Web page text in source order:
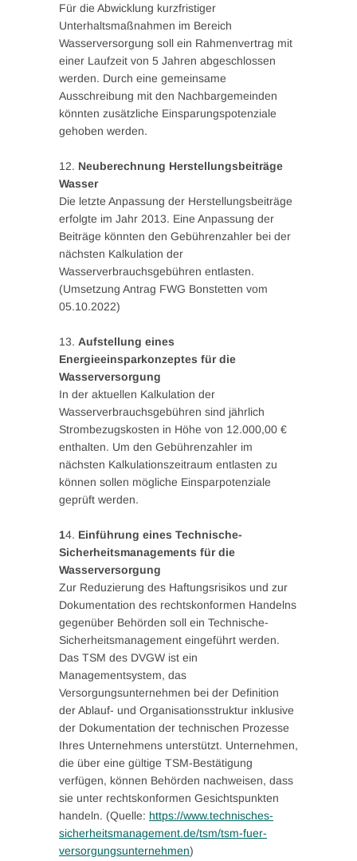
Für die Abwicklung kurzfristiger
Unterhaltsmaßnahmen im Bereich
Wasserversorgung soll ein Rahmenvertrag mit
einer Laufzeit von 5 Jahren abgeschlossen
werden. Durch eine gemeinsame
Ausschreibung mit den Nachbargemeinden
könnten zusätzliche Einsparungspotenziale
gehoben werden.
12. Neuberechnung Herstellungsbeiträge
Wasser
Die letzte Anpassung der Herstellungsbeiträge
erfolgte im Jahr 2013. Eine Anpassung der
Beiträge könnten den Gebührenzahler bei der
nächsten Kalkulation der
Wasserverbrauchsgebühren entlasten.
(Umsetzung Antrag FWG Bonstetten vom
05.10.2022)
13. Aufstellung eines
Energieeinsparkonzeptes für die
Wasserversorgung
In der aktuellen Kalkulation der
Wasserverbrauchsgebühren sind jährlich
Strombezugskosten in Höhe von 12.000,00 €
enthalten. Um den Gebührenzahler im
nächsten Kalkulationszeitraum entlasten zu
können sollen mögliche Einsparpotenziale
geprüft werden.
14. Einführung eines Technische-
Sicherheitsmanagements für die
Wasserversorgung
Zur Reduzierung des Haftungsrisikos und zur
Dokumentation des rechtskonformen Handelns
gegenüber Behörden soll ein Technische-
Sicherheitsmanagement eingeführt werden.
Das TSM des DVGW ist ein
Managementsystem, das
Versorgungsunternehmen bei der Definition
der Ablauf- und Organisationsstruktur inklusive
der Dokumentation der technischen Prozesse
Ihres Unternehmens unterstützt. Unternehmen,
die über eine gültige TSM-Bestätigung
verfügen, können Behörden nachweisen, dass
sie unter rechtskonformen Gesichtspunkten
handeln. (Quelle: https://www.technisches-
sicherheitsmanagement.de/tsm/tsm-fuer-
versorgungsunternehmen)